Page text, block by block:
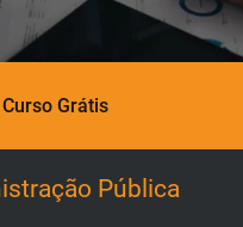
1500 Cursos